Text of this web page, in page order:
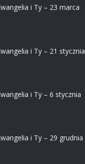
i Ty – 23 marca
i Ty – 21 stycznia
i Ty – 6 stycznia
i Ty – 29 grudnia